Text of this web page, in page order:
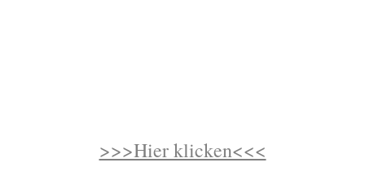
>>>Hier klicken<<<